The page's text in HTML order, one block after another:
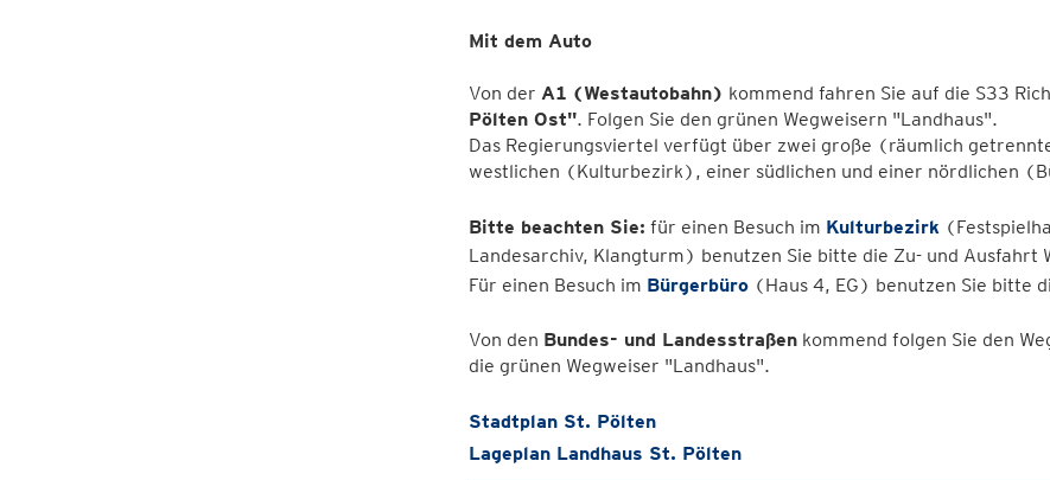
Mit dem Auto
Von der A1 (Westautobahn) kommend fahren Sie auf die S33
Pölten Ost". Folgen Sie den grünen Wegweisern "Landhaus".
Das Regierungsviertel verfügt über zwei große (räumlich
westlichen (Kulturbezirk), einer südlichen und einer nördlichen
Bitte beachten Sie: für einen Besuch im Kulturbezirk
Landesarchiv, Klangturm) benutzen Sie bitte die Zu- und Ausfahrt
Für einen Besuch im Bürgerbüro(Haus 4, EG) benutzen Sie bitte
Von den Bundes- und Landesstraßenkommend folgen Sie den
die grünen Wegweiser "Landhaus".
Stadtplan St. Pölten
Lageplan Landhaus St. Pölten